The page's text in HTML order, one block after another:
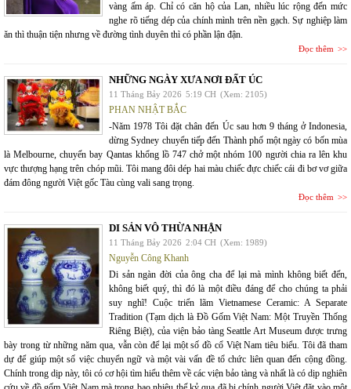
vàng ấm áp. Chỉ có căn hộ của Lan, nhiều lúc rộng đến mức
nghe rõ tiếng dép của chính mình trên nền gạch. Sự nghiệp làm
ăn thì thuận tiện nhưng về đường tình duyên thì có phần lận đận.
Đọc thêm
NHỮNG NGÀY XƯA NƠI ĐẤT ÚC
11 Tháng Bảy 2026 5:19 CH (Xem: 2105)
PHAN NHẬT BẮC
-Năm 1978 Tôi đặt chân đến Úc sau hơn 9 tháng ở Indonesia,
dừng Sydney chuyển tiếp đến Thành phố một ngày có bốn mùa
là Melbourne, chuyến bay Qantas khổng lồ 747 chở một nhóm 100 người chia ra lên khu
vực thượng hạng trên chóp mũi. Tôi mang đôi dép hai màu chiếc đực chiếc cái đi bơ vơ giữa
đám đông người Việt gốc Tàu cùng vali sang trọng.
Đọc thêm
DI SẢN VÔ THỪA NHẬN
11 Tháng Bảy 2026 2:04 CH (Xem: 1989)
Nguyễn Công Khanh
Di sản ngàn đời của ông cha để lại mà mình không biết đến,
không biết quý, thì đó là một điều đáng để cho chúng ta phải
suy nghĩ! Cuộc triển lãm Vietnamese Ceramic: A Separate
Tradition (Tạm dịch là Đồ Gốm Việt Nam: Một Truyền Thống
Riêng Biệt), của viện bảo tàng Seattle Art Museum được trưng
bày trong từ những năm qua, vẫn còn để lại một số đồ cổ Việt Nam tiêu biểu. Tôi đã tham
dự để giúp một số việc chuyển ngữ và một vài vấn đề tổ chức liên quan đến cộng đồng.
Chính trong dịp này, tôi có cơ hội tìm hiểu thêm về các viện bảo tàng và nhất là có dịp nghiên